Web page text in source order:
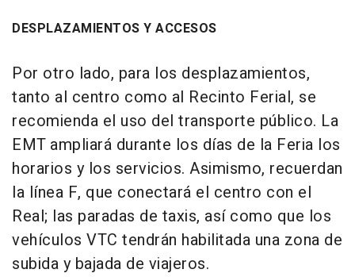
DESPLAZAMIENTOS Y ACCESOS
Por otro lado, para los desplazamientos,
tanto al centro como al Recinto Ferial, se
recomienda el uso del transporte público. La
EMT ampliará durante los días de la Feria los
horarios y los servicios. Asimismo, recuerdan
la línea F, que conectará el centro con el
Real; las paradas de taxis, así como que los
vehículos VTC tendrán habilitada una zona de
subida y bajada de viajeros.